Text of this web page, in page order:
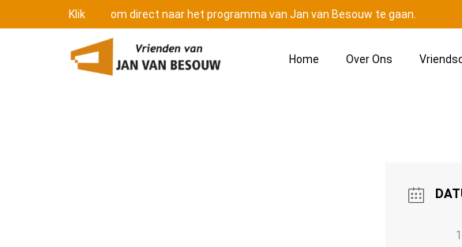
Klik om direct naar het programma van Jan van Besouw te gaan.
Home Over Ons